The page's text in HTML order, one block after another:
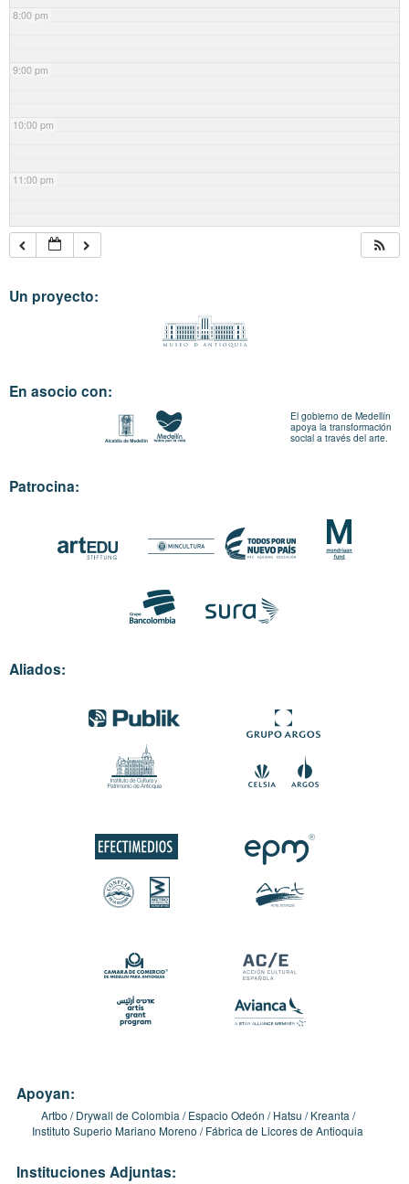
8:00 pm
9:00 pm
10:00 pm
11:00 pm
Un proyecto:
En asocio con:
El gobierno de Medellín
apoya la transformación
social a través del arte.
Patrocina:
Aliados:
Apoyan:
Artbo Drywall de Colombia Espacio Odeón Hatsu
Kreanta
Instituto Superio Mariano Moreno
Fábrica de Licores de Antioquia
Instituciones Adjuntas: